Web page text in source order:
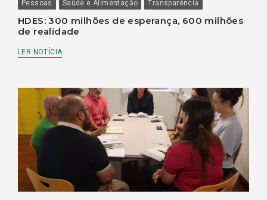
Pessoas Saúde e Alimentação Transparência
HDES: 300 milhões de esperança, 600 milhões
de realidade
LER NOTÍCIA